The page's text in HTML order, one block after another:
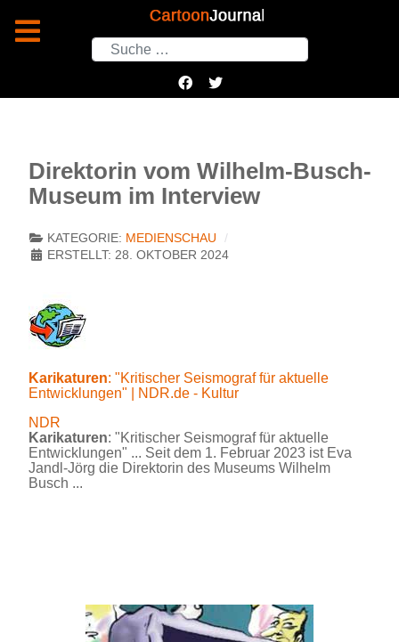
Suchen
Direktorin vom Wilhelm-Busch-
Museum im Interview
KATEGORIE: MEDIENSCHAU
ERSTELLT: 28. OKTOBER 2024
Karikaturen: "Kritischer Seismograf für aktuelle
Entwicklungen" | NDR.de - Kultur
NDR
Karikaturen: "Kritischer Seismograf für aktuelle
Entwicklungen" ... Seit dem 1. Februar 2023 ist Eva
Jandl-Jörg die Direktorin des Museums Wilhelm
Busch ...